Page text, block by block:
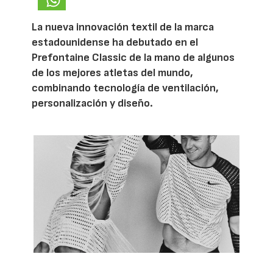
La nueva innovación textil de la marca
estadounidense ha debutado en el
Prefontaine Classic de la mano de algunos
de los mejores atletas del mundo,
combinando tecnología de ventilación,
personalización y diseño.